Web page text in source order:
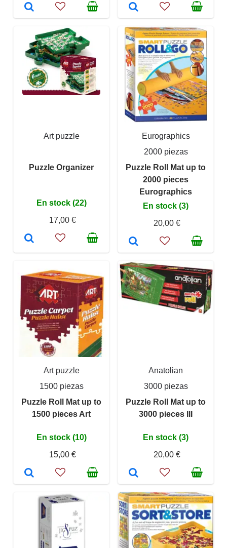
Art puzzle
Puzzle Organizer
En stock (22)
17,00 €
Eurographics
2000 piezas
Puzzle Roll Mat up to
2000 pieces
Eurographics
En stock (3)
20,00 €
Art puzzle
1500 piezas
Puzzle Roll Mat up to
1500 pieces Art
En stock (10)
15,00 €
Anatolian
3000 piezas
Puzzle Roll Mat up to
3000 pieces III
En stock (3)
20,00 €